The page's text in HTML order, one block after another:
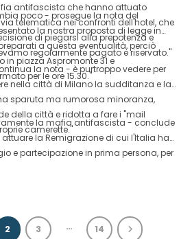
antifascista che hanno attuato
telematica nei confronti dell'hotel, che
di piegarsi alla prepotenza e
regolarmente pagato e riservato."
poco - prosegue la nota del
la nostra proposta di legge in
a questa eventualità, perciò
piazza Aspromonte 31 e
per le ore 15.30."
la nota - è purtroppo vedere per
nella città di Milano la sudditanza e la
sparuta ma rumorosa minoranza,
della città e ridotta a fare i "mail
camerette."
la mafia antifascista - conclude
la Remigrazione di cui l'Italia ha
e partecipazione in prima persona, per
che non si arrendono a venire in
2 3 … 14